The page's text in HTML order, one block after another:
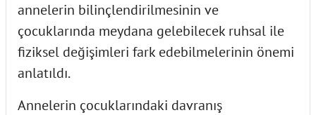
annelerin bilinçlendirilmesinin ve
çocuklarında meydana gelebilecek ruhsal ile
fiziksel değişimleri fark edebilmelerinin önemi
anlatıldı.
Annelerin çocuklarındaki davranış